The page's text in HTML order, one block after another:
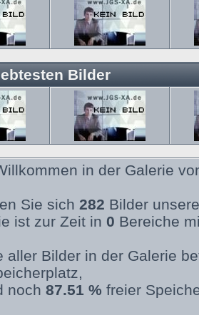
Bilder
in der Galerie
Sie sich 282 Bilder
ist zur Zeit in 0 Bereiche
aller Bilder in der Galerie
noch 87.51 % freier